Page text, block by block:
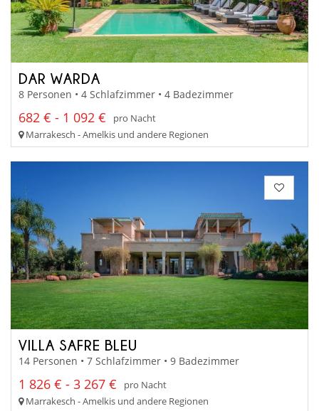
DAR WARDA
8 Personen • 4 Schlafzimmer • 4 Badezimmer
682 € - 1 092 €
pro Nacht
Marrakesch - Amelkis und andere Regionen
VILLA SAFRE BLEU
14 Personen • 7 Schlafzimmer • 9 Badezimmer
1 826 € - 3 267 €
pro Nacht
Marrakesch - Amelkis und andere Regionen